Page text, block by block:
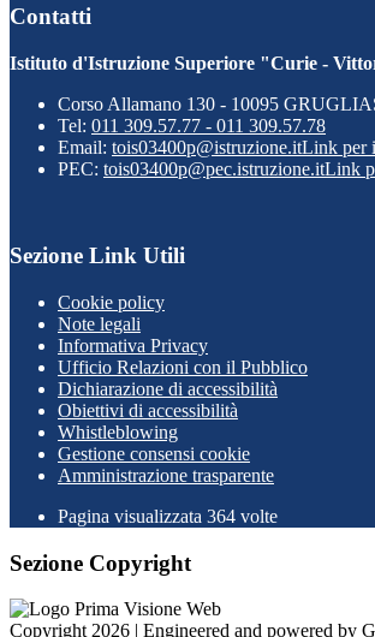
Contatti
Istituto d'Istruzione Superiore "Curie -
Corso Allamano 130 - 10095
Tel: 011 309.57.77 - 011 309.57.78
Email: tois03400p@istruzione.itLink per
PEC: tois03400p@pec.istruzione.itLink
Sezione Link Utili
Cookie policy
Note legali
Informativa Privacy
Ufficio Relazioni con il Pubblico
Dichiarazione di accessibilità
Obiettivi di accessibilità
Whistleblowing
Gestione consensi cookie
Amministrazione trasparente
Pagina visualizzata 364 volte
Sezione Copyright
Copyright 2026 | Engineered and powered by